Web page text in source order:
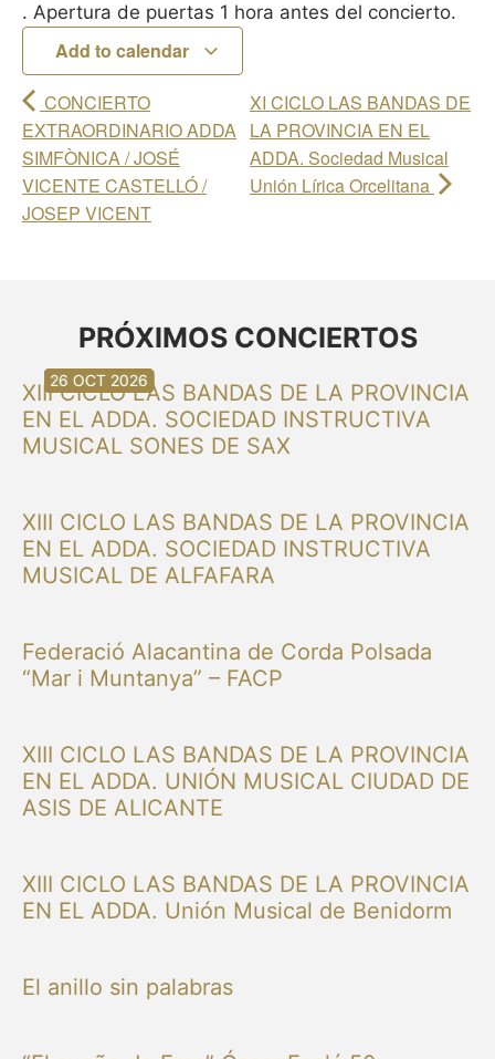
. Apertura de puertas 1 hora antes del concierto.
Add to calendar
CONCIERTO
EXTRAORDINARIO ADDA
SIMFÒNICA / JOSÉ
VICENTE CASTELLÓ /
JOSEP VICENT
XI CICLO LAS BANDAS DE
LA PROVINCIA EN EL
ADDA. Sociedad Musical
Unión Lírica Orcelitana
PRÓXIMOS CONCIERTOS
XIII CICLO LAS BANDAS DE LA PROVINCIA
EN EL ADDA. SOCIEDAD INSTRUCTIVA
MUSICAL SONES DE SAX
30 AUG 2026
XIII CICLO LAS BANDAS DE LA PROVINCIA
EN EL ADDA. SOCIEDAD INSTRUCTIVA
MUSICAL DE ALFAFARA
30 AUG 2026
Federació Alacantina de Corda Polsada
“Mar i Muntanya” – FACP
13 SEP 2026
XIII CICLO LAS BANDAS DE LA PROVINCIA
EN EL ADDA. UNIÓN MUSICAL CIUDAD DE
ASIS DE ALICANTE
20 SEP 2026
XIII CICLO LAS BANDAS DE LA PROVINCIA
EN EL ADDA. Unión Musical de Benidorm
20 SEP 2026
El anillo sin palabras
26 SEP 2026
03 OCT 2026
16 OCT 2026
26 OCT 2026